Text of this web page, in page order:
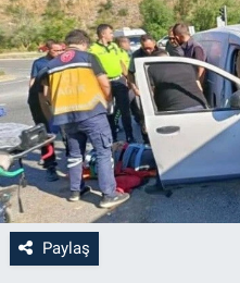
Paylaş